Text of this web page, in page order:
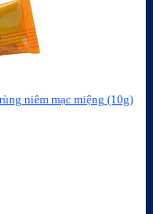
niêm mạc miệng (10g)